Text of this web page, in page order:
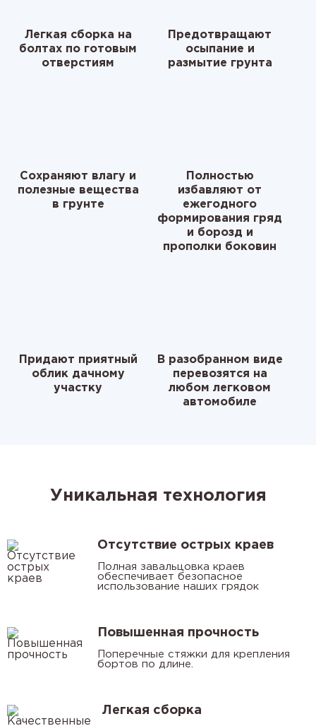
Легкая сборка на
болтах по готовым
отверстиям
Предотвращают
осыпание и
размытие грунта
Сохраняют влагу и
полезные вещества
в грунте
Полностью
избавляют от
ежегодного
формирования гряд
и борозд и
прополки боковин
Придают приятный
облик дачному
участку
В разобранном виде
перевозятся на
любом легковом
автомобиле
Уникальная технология
Отсутствие острых краев
Полная завальцовка краев
обеспечивает безопасное
использование наших грядок
Повышенная прочность
Поперечные стяжки для крепления
бортов по длине.
Легкая сборка